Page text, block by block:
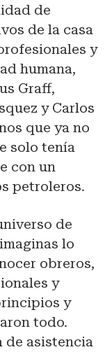
de
de la casa
y
humana,
Graff,
y Carlos
que ya no
solo tenía
con un
petroleros.
de
lo
obreros,
y
y
todo.
de asistencia